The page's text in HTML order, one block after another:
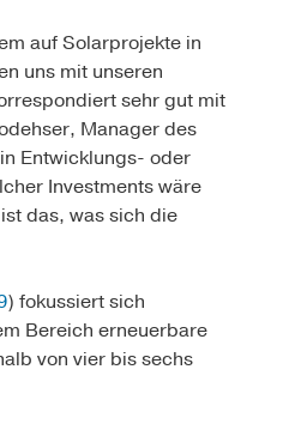
auf Solarprojekte in
uns mit unseren
sehr gut mit
Manager des
Entwicklungs- oder
Investments wäre
das, was sich die
) fokussiert sich
Bereich erneuerbare
von vier bis sechs